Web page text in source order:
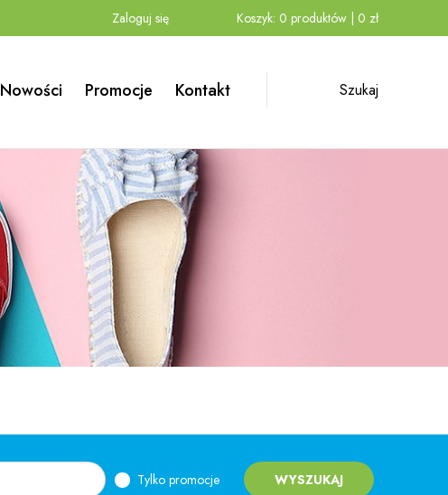
Zaloguj się Koszyk: 0 produktów 0 zł
Nowości Promocje Kontakt Szukaj
Tylko promocje WYSZUKAJ